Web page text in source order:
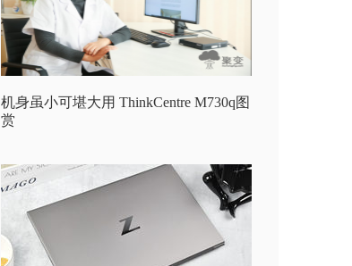
机身虽小可堪大用 ThinkCentre M730q图
赏